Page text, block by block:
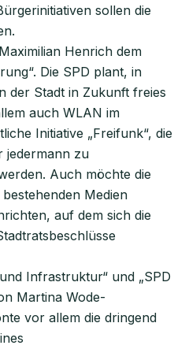
sollen die
Henrich dem
Die SPD plant, in
der Stadt in Zukunft freies
auch WLAN im
Initiative „Freifunk“, die
jedermann zu
Auch möchte die
Medien
auf dem sich die
Infrastruktur“ und „SPD
Martina Wode-
vor allem die dringend